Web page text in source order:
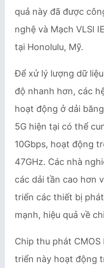
quả này đã được
nghệ và Mạch VLSI
tại Honolulu, Mỹ.
Để xử lý lượng dữ
độ nhanh hơn, các
hoạt động ở dải
5G hiện tại có thể
10Gbps, hoạt động
47GHz. Các nhà
các dải tần cao hơn
triển các thiết bị
mạnh, hiệu quả về
Chip thu phát
triển này hoạt động